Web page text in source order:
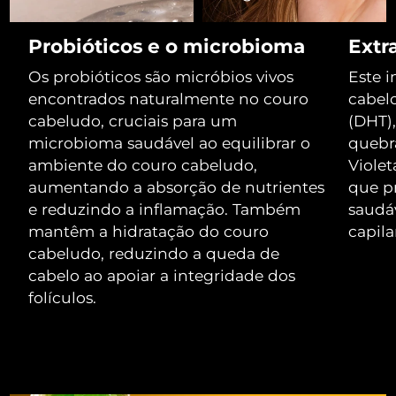
Probióticos e o microbioma
Os probióticos são micróbios vivos
encontrados naturalmente no couro
cabeludo, cruciais para um
microbioma saudável ao equilibrar o
ambiente do couro cabeludo,
aumentando a absorção de nutrientes
e reduzindo a inflamação. Também
mantêm a hidratação do couro
cabeludo, reduzindo a queda de
cabelo ao apoiar a integridade dos
folículos.
Este
que
Luxemburgo Entrega prevista 8/9/26
Macau, RAE da
China
Entrega prevista 8/11/26
Malásia Entrega prevista 8/12/26
Malta Entrega prevista 8/9/26
México Entrega prevista
Mônaco 8/10/26
Países Baixos Entrega prevista